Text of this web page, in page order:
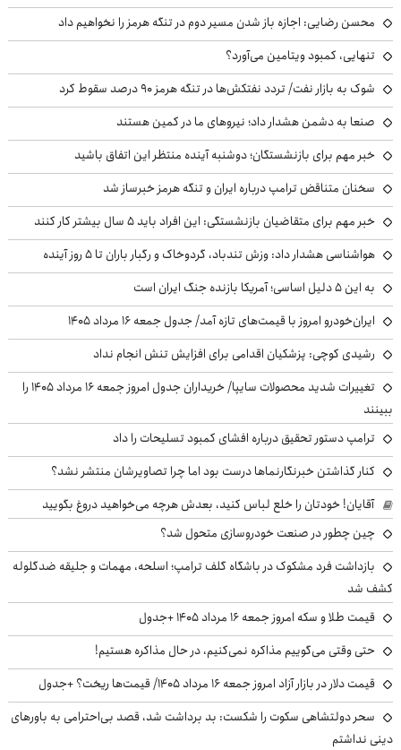
محسن رضایی: اجازه باز شدن مسیر دوم در تنگه هرمز را نخواهیم داد
تنهایی، کمبود ویتامین می‌آورد؟
شوک به بازار نفت/ تردد نفتکش‌ها در تنگه هرمز ۹۰ درصد سقوط کرد
صنعا به دشمن هشدار داد؛ نیروهای ما در کمین هستند
خبر مهم برای بازنشستگان؛ دوشنبه آینده منتظر این اتفاق باشید
سخنان متناقض ترامپ درباره ایران و تنگه هرمز خبرساز شد
خبر مهم برای متقاضیان بازنشستگی: این افراد باید ۵ سال بیشتر کار کنند
هواشناسی هشدار داد: وزش تندباد، گردوخاک و رگبار باران تا ۵ روز آینده
به این ۵ دلیل اساسی؛ آمریکا بازنده جنگ ایران است
ایران‌خودرو امروز با قیمت‌های تازه آمد/ جدول جمعه ۱۶ مرداد ۱۴۰۵
رشیدی کوچی: پزشکیان اقدامی برای افزایش تنش انجام نداد
تغییرات شدید محصولات سایپا/ خریداران جدول امروز جمعه ۱۶ مرداد ۱۴۰۵ را
ببینند
ترامپ دستور تحقیق درباره افشای کمبود تسلیحات را داد
کنار گذاشتن خبرنگارنماها درست بود اما چرا تصاویرشان منتشر نشد؟
آقایان! خودتان را خلع لباس کنید، بعدش هرچه می‌خواهید دروغ بگویید
چین چطور در صنعت خودروسازی متحول شد؟
بازداشت فرد مشکوک در باشگاه گلف ترامپ؛ اسلحه، مهمات و جلیقه ضدگلوله
کشف شد
قیمت طلا و سکه امروز جمعه ۱۶ مرداد ۱۴۰۵ +جدول
حتی وقتی می‌گوییم مذاکره نمی‌کنیم، در حال مذاکره هستیم!
قیمت دلار در بازار آزاد امروز جمعه ۱۶ مرداد ۱۴۰۵/ قیمت‌ها ریخت؟ +جدول
سحر دولتشاهی سکوت را شکست: بد برداشت شد، قصد بی‌احترامی به باورهای
دینی نداشتم